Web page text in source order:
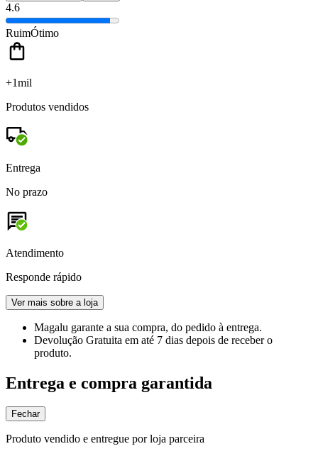
4.6
RuimÓtimo
+1mil
Produtos vendidos
Entrega
No prazo
Atendimento
Responde rápido
Ver mais sobre a loja
Magalu garante a sua compra, do pedido à entrega.
Devolução Gratuita em até 7 dias depois de receber o
produto.
Entrega e compra garantida
Fechar
Produto vendido e entregue por loja parceira